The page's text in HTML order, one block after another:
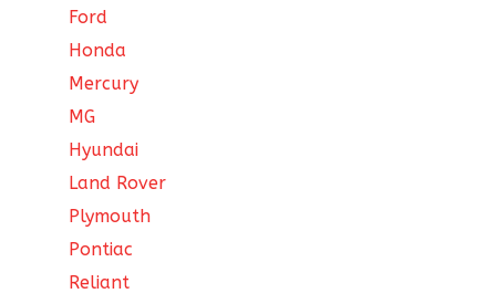
Ford
Honda
Mercury
MG
Hyundai
Land Rover
Plymouth
Pontiac
Reliant